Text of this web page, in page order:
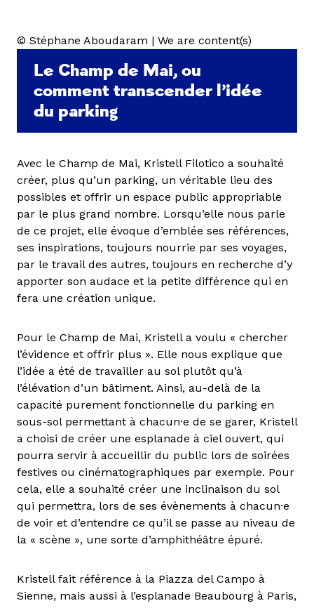
© Stéphane Aboudaram | We are content(s)
Le Champ de Mai, ou
comment transcender l’idée
du parking
Avec le Champ de Mai, Kristell Filotico a souhaité
créer, plus qu’un parking, un véritable lieu des
possibles et offrir un espace public appropriable
par le plus grand nombre. Lorsqu’elle nous parle
de ce projet, elle évoque d’emblée ses références,
ses inspirations, toujours nourrie par ses voyages,
par le travail des autres, toujours en recherche d’y
apporter son audace et la petite différence qui en
fera une création unique.
Pour le Champ de Mai, Kristell a voulu « chercher
l’évidence et offrir plus ». Elle nous explique que
l’idée a été de travailler au sol plutôt qu’à
l’élévation d’un bâtiment. Ainsi, au-delà de la
capacité purement fonctionnelle du parking en
sous-sol permettant à chacun·e de se garer, Kristell
a choisi de créer une esplanade à ciel ouvert, qui
pourra servir à accueillir du public lors de soirées
festives ou cinématographiques par exemple. Pour
cela, elle a souhaité créer une inclinaison du sol
qui permettra, lors de ses évènements à chacun·e
de voir et d’entendre ce qu’il se passe au niveau de
la « scène », une sorte d’amphithéâtre épuré.
Kristell fait référence à la Piazza del Campo à
Sienne, mais aussi à l’esplanade Beaubourg à Paris,